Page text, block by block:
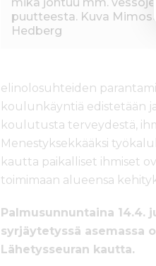
puutteesta. Kuva Mimosa
Hedberg
elinolosuhteiden
koulunkäyntiä edistetään
koulutusta terveydestä,
Menestyksekkääksi
kautta paikalliset ihmiset
toimimaan alueensa
Palmusunnuntaina 14.4.
syrjäytetyssä asemassa
Lähetysseuran kautta.